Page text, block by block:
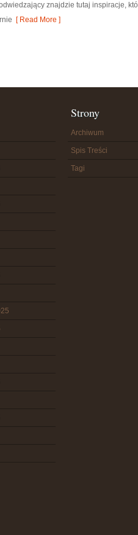
znajdzie tutaj inspiracje,
[ Read More ]
Strony
Archiwum
Spis Treści
Tagi